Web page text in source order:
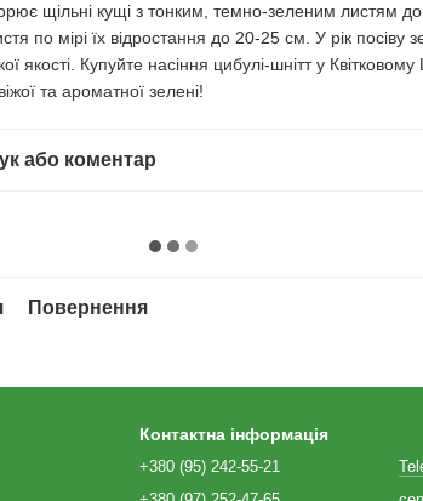
щільні кущі з тонким, темно-зеленим листям
по мірі їх відростання до 20-25 см. У рік посіву
якості. Купуйте насіння цибулі-шнітт у Квітковому
та ароматної зелені!
або коментар
Повернення
Контактна інформація
+380 (95) 242-55-21